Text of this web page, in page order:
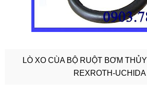
LÒ XO CÙA BỘ RUỘT BƠM
REXROTH-UCHIDA